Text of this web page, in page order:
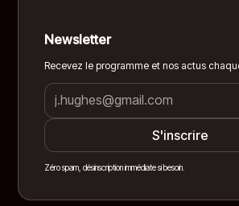
Newsletter
Recevez le programme et nos actus
Zéro spam, désinscription immédiate si besoin.